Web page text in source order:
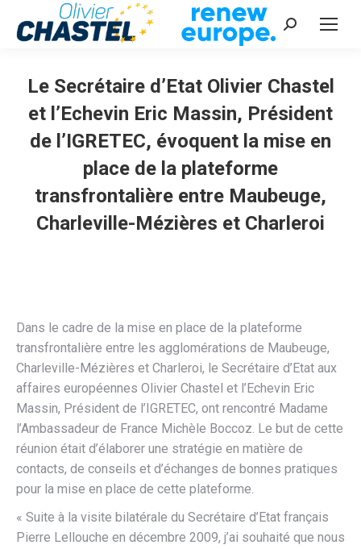
Recherche
Le Secrétaire d’Etat Olivier Chastel
et l’Echevin Eric Massin, Président
de l’IGRETEC, évoquent la mise en
place de la plateforme
transfrontalière entre Maubeuge,
Charleville-Mézières et Charleroi
Dans le cadre de la mise en place de la plateforme
transfrontalière entre les agglomérations de Maubeuge,
Charleville-Mézières et Charleroi, le Secrétaire d’Etat aux
affaires européennes Olivier Chastel et l’Echevin Eric
Massin, Président de l’IGRETEC, ont rencontré Madame
l’Ambassadeur de France Michèle Boccoz. Le but de cette
réunion était d’élaborer une stratégie en matière de
contacts, de conseils et d’échanges de bonnes pratiques
pour la mise en place de cette plateforme.
« Suite à la visite bilatérale du Secrétaire d’Etat français
Pierre Lellouche en décembre 2009, j’ai souhaité que nous